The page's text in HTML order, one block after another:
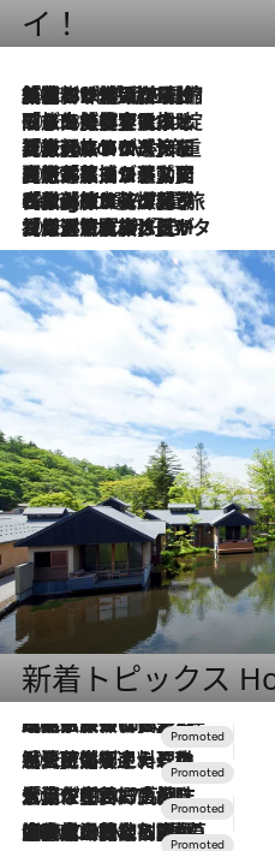
イ！
2026.8.6
「荷物が増えるほど旅ストレスは増す」美容ジャーナリストがたどり着いた最終結論。“化粧品を劇的に減らす”感動の凝縮美容とは
2026.8.6
「旅先には金髪ウィッグを持参」日本と同じメイクでは損してる!? 美容ジャーナリストが提案する“掟破りの旅美容”とは
2026.8.6
【厳選旅コスメ】「身軽さ＆UV対策重視！」ヘアアーティストshucoが選んだ夏旅ベストコスメを発表【Mサイズジップ】
2026.8.5
【厳選旅コスメ】国内をあちこち移動する河井菜摘が選んだ夏旅ベストコスメ発表！「リラックスアイテムはマスト」【Mサイズジップ】
2026.8.4
【厳選旅コスメ】「紫外線＆乾燥対策しながらメイク感も！」ヘア＆メイクGeorgeが選んだ夏旅ベストコスメを発表！【Mサイズジップ】
2026.8.3
【厳選旅コスメ】「保湿もタイパ重視！」“サウナ好き”タレント清水みさとが愛用する夏旅ベストコスメを発表！【Mサイズジップ】
新着トピックス
2026.7.31
【ホテル帰省】という選択肢をOMOが提案。家族とほどよい距離を保つには「昼は実家、夜は気兼ねなくホテルで！」
2026.7.24
【夏限定ディナーコース】旬を迎える稚鮎や花ズッキーニなどをイタリア・トスカーナの郷土料理の手法で満喫！
2026.7.17
「土佐和ハーブかき氷」がOMO7高知に登場！生姜、山椒、大葉など目にも舌にも涼を呼ぶ郷土の味
2026.7.10
NEW OPEN！【界 草津】名湯の地に誕生。趣の異なる2種の温泉と上州ならではの会席・蕎麦割烹など美食を味わう究極の癒やし旅